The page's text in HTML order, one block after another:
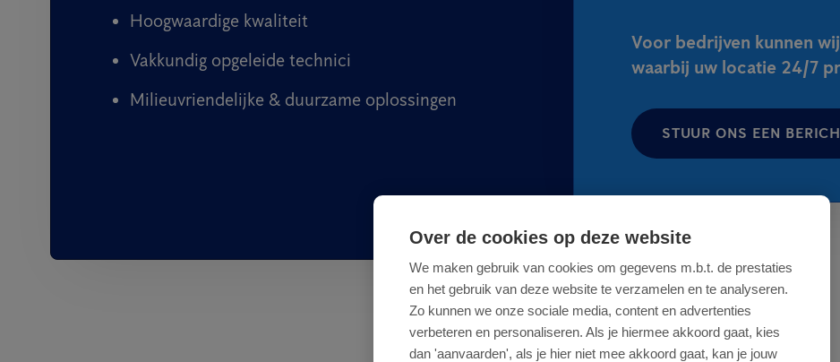
Hoogwaardige kwaliteit
Vakkundig opgeleide technici
Milieuvriendelijke & duurzame oplossingen
Voor bedrijven kunnen
waarbij uw locatie 24/7
STUUR ONS EEN
Over de cookies op deze website
We maken gebruik van cookies om gegevens m.b.t. de prestaties
en het gebruik van deze website te verzamelen en te analyseren.
Zo kunnen we onze sociale media, content en advertenties
verbeteren en personaliseren. Als je hiermee akkoord gaat, kies
dan 'aanvaarden', als je hier niet mee akkoord gaat, kan je jouw